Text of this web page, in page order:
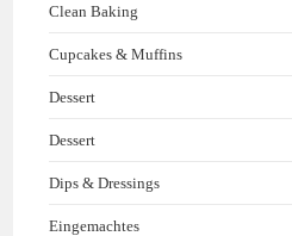
Clean Baking
Cupcakes & Muffins
Dessert
Dessert
Dips & Dressings
Eingemachtes